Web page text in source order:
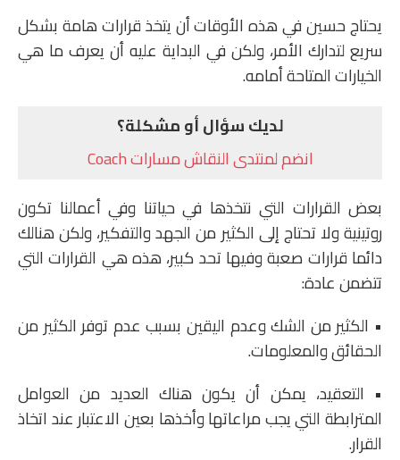
يحتاج حسين في هذه الأوقات أن يتخذ قرارات هامة بشكل
سريع لتدارك الأمر، ولكن في البداية عليه أن يعرف ما هي
الخيارات المتاحة أمامه.
لديك سؤال أو مشكلة؟
انضم لمنتدى النقاش مسارات Coach
بعض القرارات التي نتخذها في حياتنا وفي أعمالنا تكون
روتينية ولا تحتاج إلى الكثير من الجهد والتفكير، ولكن هنالك
دائما قرارات صعبة وفيها تحد كبير، هذه هي القرارات التي
تتضمن عادة:
• الكثير من الشك وعدم اليقين بسبب عدم توفر الكثير من
الحقائق والمعلومات.
• التعقيد، يمكن أن يكون هناك العديد من العوامل
المترابطة التي يجب مراعاتها وأخذها بعين الاعتبار عند اتخاذ
القرار.